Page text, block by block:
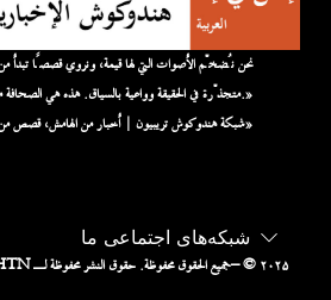
شبکه‌های اجتماعی ما
– © ۲۰۲۵جميع الحقوق محفوظة. حقوق النشر محفوظة لـ HTN العربية.
متجذّرة في الحقيقة وواعية بالسياق. هذه هي الصحافة من الهوامش.»
«شبكة هندوكوش تريبيون | أخبار من الهامش، قصص من المنبع»